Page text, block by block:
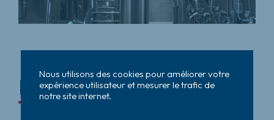
Description Du Projet
Nous utilisons des cookies pour améliorer votre
expérience utilisateur et mesurer le trafic de
notre site internet.